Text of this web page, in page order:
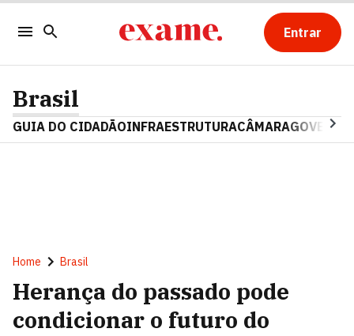
Entrar
Brasil
GUIA DO CIDADÃOINFRAESTRUTURACÂMARAGOVERNO
Home Brasil
Herança do passado pode
condicionar o futuro do